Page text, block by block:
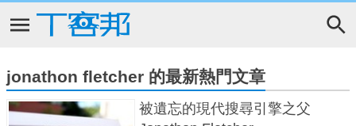
jonathon fletcher 的最新熱門文章
被遺忘的現代搜尋引擎之父